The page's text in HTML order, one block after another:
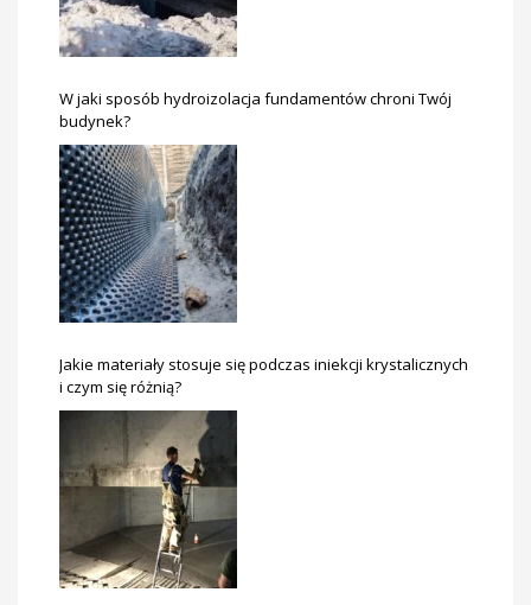
W jaki sposób hydroizolacja fundamentów chroni Twój
budynek?
Jakie materiały stosuje się podczas iniekcji krystalicznych
i czym się różnią?